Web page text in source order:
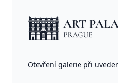
Otevření galerie při